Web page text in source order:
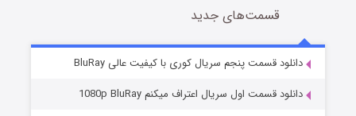
سریال زشت
قسمت5 (زیرنویس) منتشر شد
قسمت‌های جدید
دانلود قسمت پنجم سریال کوری با کیفیت عالی BluRay
دانلود قسمت اول سریال اعتراف میکنم 1080p BluRay